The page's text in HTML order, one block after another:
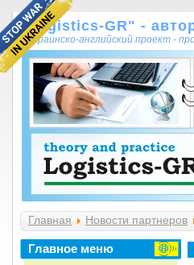
"Logistics-GR" -
украинско-английский проект -
Главная Новости партнеров
ДНЕ ЛОГИСТА
Главное меню